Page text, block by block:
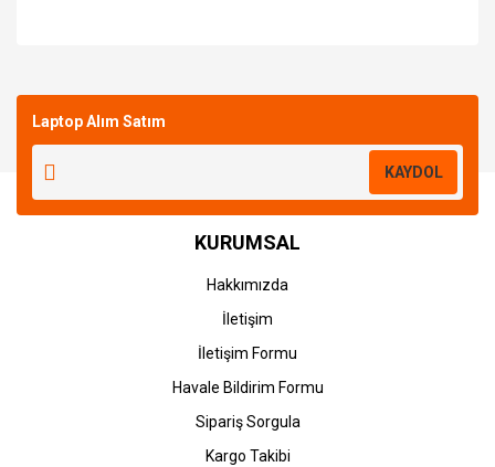
Laptop Alım Satım
KAYDOL
KURUMSAL
Hakkımızda
İletişim
İletişim Formu
Havale Bildirim Formu
Sipariş Sorgula
Kargo Takibi